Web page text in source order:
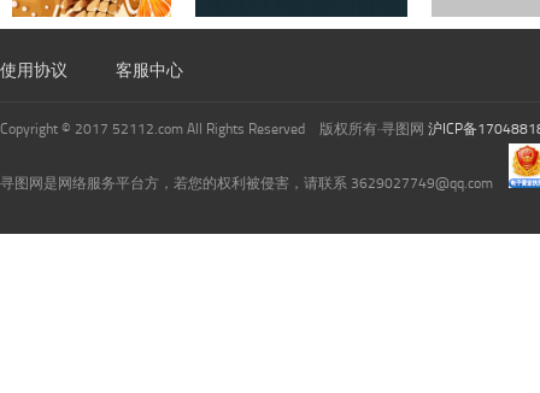
使用协议 客服中心
Copyright © 2017 52112.com All Rights Reserved 版权所有·寻图网 沪ICP备
寻图网是网络服务平台方，若您的权利被侵害，请联系 3629027749@qq.com